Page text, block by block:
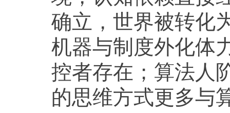
确立，世界被转化
机器与制度外化体
控者存在；算法人
的思维方式更多与